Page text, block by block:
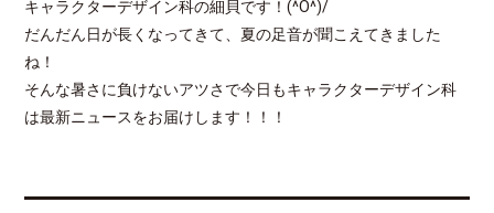
キャラクターデザイン科の細貝です！(^O^)/
だんだん日が長くなってきて、夏の足音が聞こえてきました
ね！
そんな暑さに負けないアツさで今日もキャラクターデザイン科
は最新ニュースをお届けします！！！